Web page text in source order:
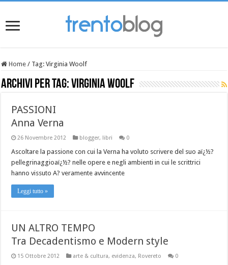
Home / Tag:Virginia Woolf
Archivi per tag:Virginia Woolf
PASSIONI
Anna Verna
26 Novembre 2012 blogger, libri 0
Ascoltare la passione con cui la Verna ha voluto scrivere del suo aï¿½?
pellegrinaggioaï¿½? nelle opere e negli ambienti in cui le scrittrici
hanno vissuto A? veramente avvincente
Leggi tutto »
UN ALTRO TEMPO
Tra Decadentismo e Modern style
15 Ottobre 2012 arte & cultura, evidenza, Rovereto 0